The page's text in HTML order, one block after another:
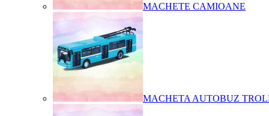
MACHETE CAMIOANE
MACHETA AUTOBUZ